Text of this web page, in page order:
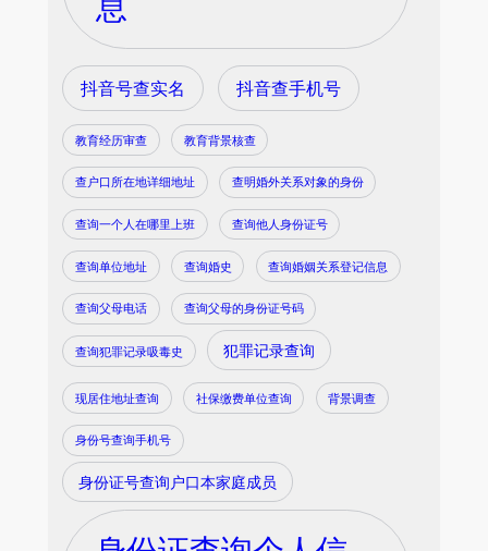
抖音号查实名 抖音查手机号
教育经历审查 教育背景核查
查户口所在地详细地址 查明婚外关系对象的身份
查询一个人在哪里上班 查询他人身份证号
查询单位地址 查询婚史 查询婚姻关系登记信息
查询父母电话 查询父母的身份证号码
查询犯罪记录吸毒史 犯罪记录查询
现居住地址查询 社保缴费单位查询 背景调查
身份号查询手机号
身份证号查询户口本家庭成员